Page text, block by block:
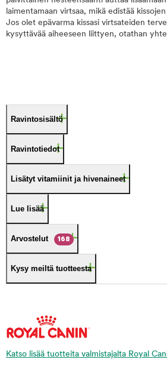
laimentamaan virtsaa, mikä edistää
Jos olet epävarma kissasi virtsateiden
kysyttävää aiheeseen liittyen, otathan
Ravintosisältö
Ravintotiedot
Lisätyt vitamiinit ja hivenaineet
Lue lisää
Arvostelut 168
Kysy meiltä tuotteesta
Katso lisää tuotteita valmistajalta Royal